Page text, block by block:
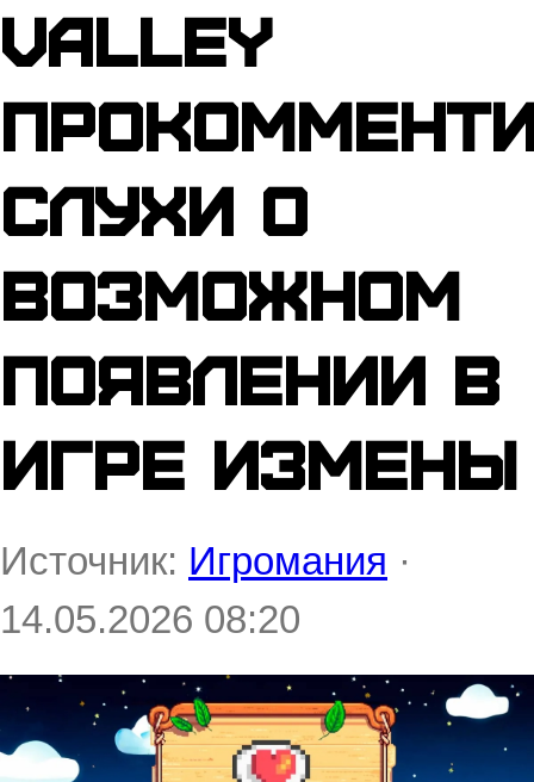
Valley
слухи о
возможном
появлении в
игре измены
Источник: Игромания ·
14.05.2026 08:20